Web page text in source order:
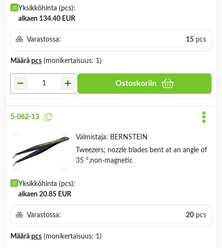
Yksikköhinta (pcs):
alkaen 134.40 EUR
Varastossa: 15 pcs
Määrä pcs (monikertaisuus: 1)
Ostoskoriin
5-062-13
Valmistaja: BERNSTEIN
Tweezers; nozzle blades bent at an angle of
35 °,non-magnetic
Yksikköhinta (pcs):
alkaen 20.85 EUR
Varastossa: 20 pcs
Määrä pcs (monikertaisuus: 1)